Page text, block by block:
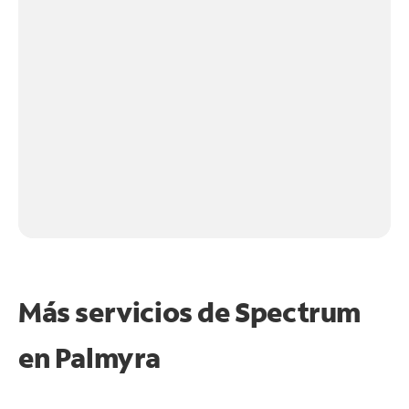
Más servicios de Spectrum
en Palmyra